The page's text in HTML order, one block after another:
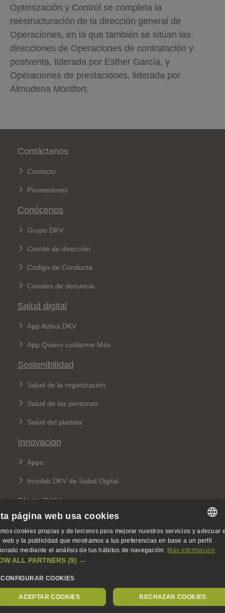
Optimización y Control se completa la
reestructuración de la dirección general de
Operaciones, en la que también se sitúan las
direcciones de Operaciones de contratación y
postventa, liderada por Esther García, y
Operaciones de prestaciones, liderada por
Almudena Montfort.
Pie de página
Contáctanos
Contacto
Proveedores
Conócenos
Grupo DKV
Comité de dirección
Código de Conducta
Canales de denuncia
Salud digital
App Activa DKV
App Quiero cuidarme Más
Sostenibilidad
Salud de la organización
Salud de las personas
Salud del planeta
Innovacion
Apps
Innolab DKV de Salud Digital
Blogs DKV
Blog Quiero cuidarme: salud y prevención
Blog 360: sobre seguros y sostenibilidad
Legal Menu
Política de calidad Aviso legal, privacidad y cookies
SPANISH
SPANISH
GERMAN
página web usa cookies
cookies propias y de terceros para mejorar nuestros servicios y adecuar
web y la publicidad que mostramos a tus preferencias en base a un perfil
mediante el análisis de tus hábitos de navegación. Más información
ALL PARTNERS (9) →
CONFIGURAR COOKIES
ACEPTAR COOKIES RECHAZAR COOKIES